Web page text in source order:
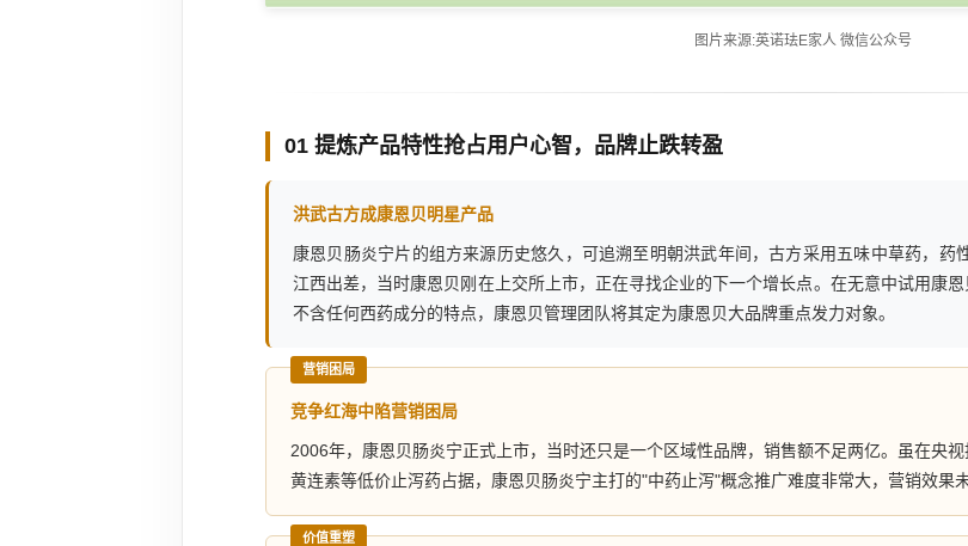
图片来源:英诺珐E家人 微信公众号
01 提炼产品特性抢占用户心智，品牌止跌转盈
洪武古方成康恩贝明星产品
康恩贝肠炎宁片的组方来源历史悠久，可追溯至明朝洪武年间，古方采用五味中草药，
江西出差，当时康恩贝刚在上交所上市，正在寻找企业的下一个增长点。在无意中试用康
不含任何西药成分的特点，康恩贝管理团队将其定为康恩贝大品牌重点发力对象。
营销困局
竞争红海中陷营销困局
2006年，康恩贝肠炎宁正式上市，当时还只是一个区域性品牌，销售额不足两亿。虽在央
黄连素等低价止泻药占据，康恩贝肠炎宁主打的"中药止泻"概念推广难度非常大，营销效果
价值重塑